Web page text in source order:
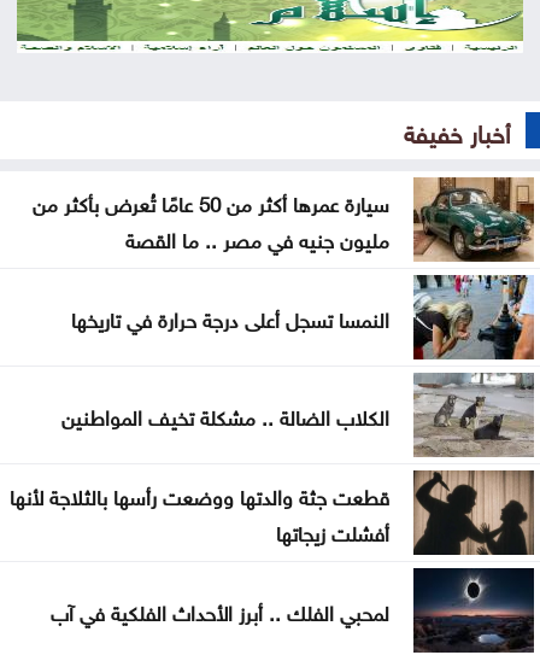
العدو الخفي للمسافرين .. لماذا يرهقك اختلاف التوقيت
الراحة
هل تأكل البطيخ مع الخبز؟ خبراء يوضحون ما قد يحدث
لجسمك
عطالله: الوصاية الهاشمية صمام أمان للمقدسات في
القدس
أعيان: مواقف الملك تعكس التزامًا أردنيًا راسخًا بالدفاع
عن القدس ومقدساتها
إيران: مفاوضات مضيق هرمز مع عُمان في مراحلها
النهائية
الرئيس الإيراني: صعوبة التواصل مع المرشد مجتبى
خامنئي
أخبار خفيفة
سيارة عمرها أكثر من 50 عامًا تُعرض بأكثر من
مليون جنيه في مصر .. ما القصة
النمسا تسجل أعلى درجة حرارة في تاريخها
الكلاب الضالة .. مشكلة تخيف المواطنين
قطعت جثة والدتها ووضعت رأسها بالثلاجة لأنها
أفشلت زيجاتها
لمحبي الفلك .. أبرز الأحداث الفلكية في آب